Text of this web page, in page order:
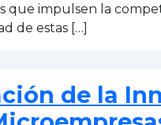
que impulsen la
de estas […]
de la